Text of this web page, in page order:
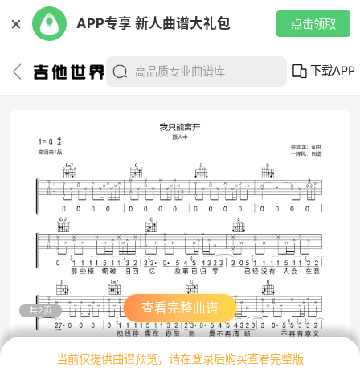
✕ APP专享 新人曲谱大礼包 点击领取
下载APP
共2页 查看完整曲谱
当前仅提供曲谱预览，请在登录后购买查看完整版